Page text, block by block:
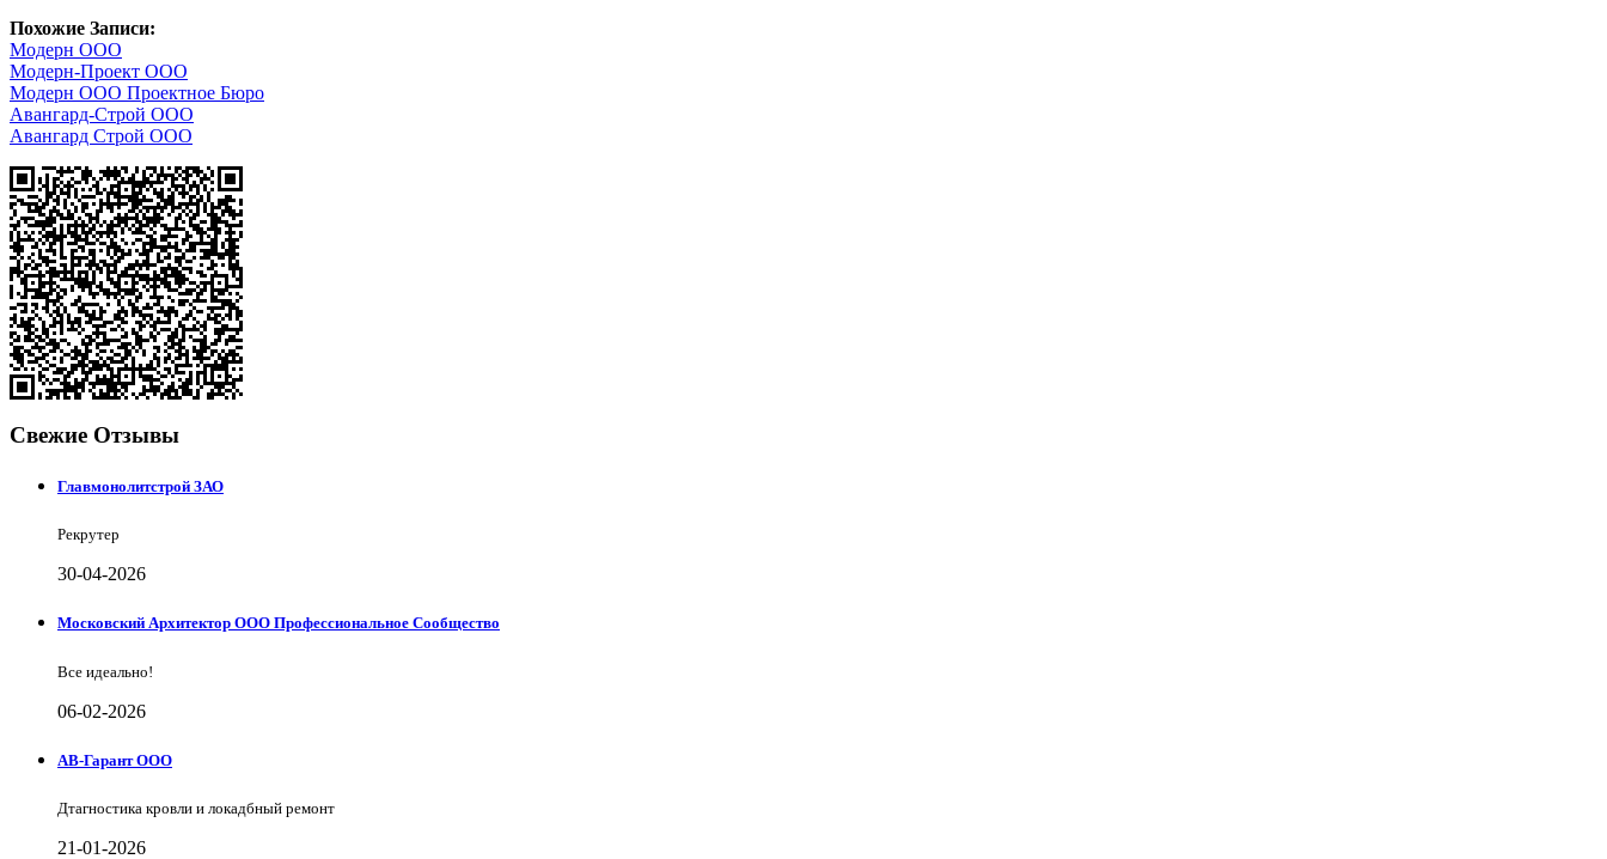
Похожие Записи:
Модерн ООО
Модерн-Проект ООО
Модерн ООО Проектное Бюро
Авангард-Строй ООО
Авангард Строй ООО
Свежие Отзывы
Главмонолитстрой ЗАО
Рекрутер
30-04-2026
Московский Архитектор ООО Профессиональное Сообщество
Все идеально!
06-02-2026
АВ-Гарант ООО
Дтагностика кровли и локадбный ремонт
21-01-2026